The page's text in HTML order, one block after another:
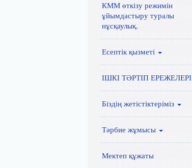
КММ өткізу режимін
ұйымдастыру туралы
нұсқаулық.
Есептік қызметі
ІШКІ ТӘРТІП ЕРЕЖЕЛЕРІ
Біздің жетістіктеріміз
Тәрбие жұмысы
Мектеп құжаты